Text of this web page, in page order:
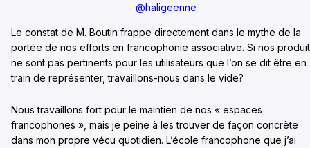
@haligeenne
Le constat de M. Boutin frappe directement dans le mythe de la
portée de nos efforts en francophonie associative. Si nos
ne sont pas pertinents pour les utilisateurs que l’on se dit être en
train de représenter, travaillons-nous dans le vide?
Nous travaillons fort pour le maintien de nos « espaces
francophones », mais je peine à les trouver de façon concrète
dans mon propre vécu quotidien. L’école francophone que j’ai